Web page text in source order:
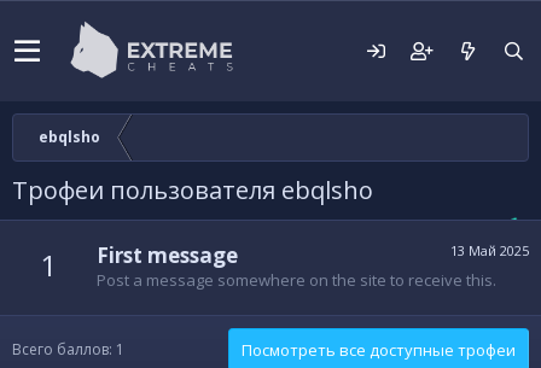
ebqlsho
Трофеи пользователя ebqlsho
1 13 Май 2025
First message
Post a message somewhere on the site to receive this.
Всего баллов: 1 Посмотреть все доступные трофеи